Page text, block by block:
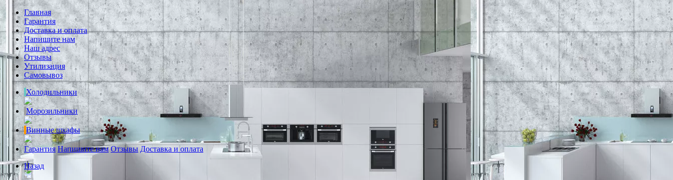
Главная
Гарантия
Доставка и оплата
Напишите нам
Наш адрес
Отзывы
Утилизация
Самовывоз
Холодильники
Морозильники
Винные шкафы
Гарантия Напишите нам Отзывы Доставка и оплата
Назад